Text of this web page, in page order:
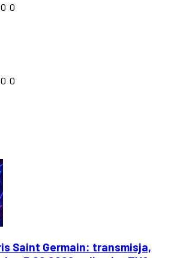
0 0
0 0
Saint Germain: transmisja,